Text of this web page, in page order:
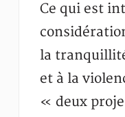
Ce qui est
la
et à la
« deux